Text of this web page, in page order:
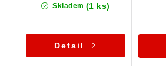
Skladem (1 ks)
Detail